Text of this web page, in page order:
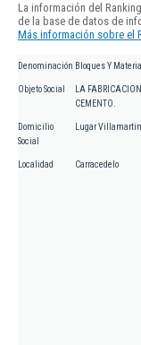
La información del
de la base de datos de
Más información sobre el
Denominación Bloques Y
Objeto Social
LA
CEMENTO.
Domicilio
Social
Lugar
Localidad Carracedelo